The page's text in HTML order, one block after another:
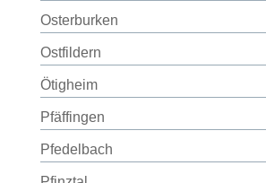
Osterburken
Ostfildern
Ötigheim
Pfäffingen
Pfedelbach